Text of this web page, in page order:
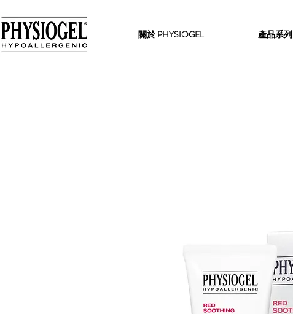
關於 PHYSIOGEL 產品系列